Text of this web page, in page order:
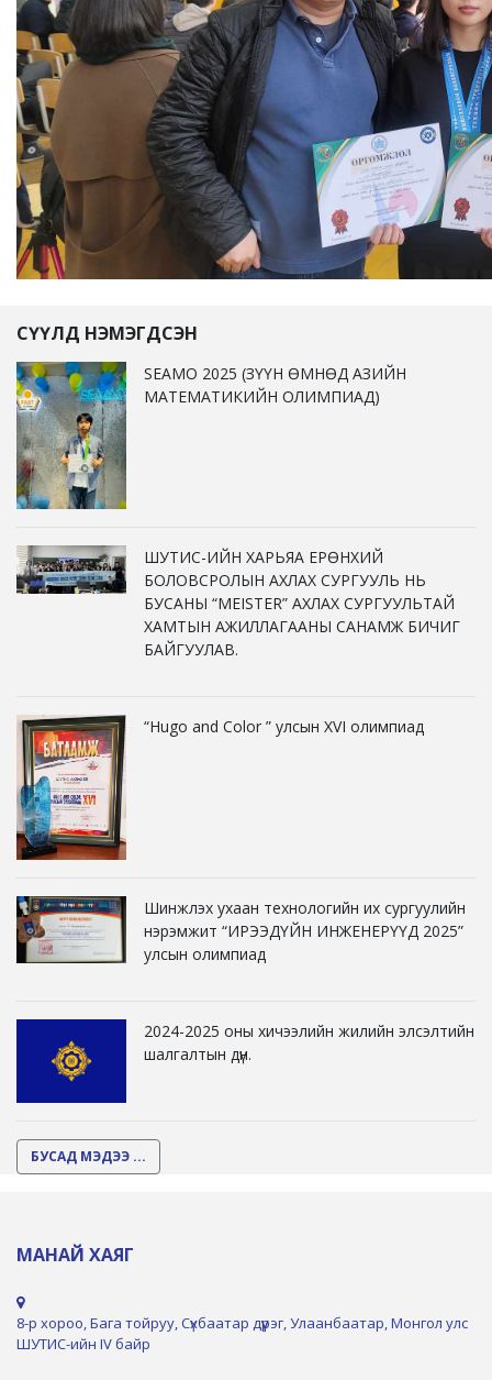
СҮҮЛД НЭМЭГДСЭН
SEAMO 2025 (ЗҮҮН ӨМНӨД АЗИЙН
МАТЕМАТИКИЙН ОЛИМПИАД)
ШУТИС-ИЙН ХАРЬЯА ЕРӨНХИЙ
БОЛОВСРОЛЫН АХЛАХ СУРГУУЛЬ НЬ
БУСАНЫ “MEISTER” АХЛАХ СУРГУУЛЬТАЙ
ХАМТЫН АЖИЛЛАГААНЫ САНАМЖ БИЧИГ
БАЙГУУЛАВ.
“Hugo and Color ” улсын XVI олимпиад
Шинжлэх ухаан технологийн их сургуулийн
нэрэмжит “ИРЭЭДҮЙН ИНЖЕНЕРҮҮД 2025”
улсын олимпиад
2024-2025 оны хичээлийн жилийн элсэлтийн
шалгалтын дүн.
БУСАД МЭДЭЭ ...
МАНАЙ ХАЯГ
8-р хороо, Бага тойруу, Сүхбаатар дүүрэг, Улаанбаатар, Монгол улс
ШУТИС-ийн IV байр